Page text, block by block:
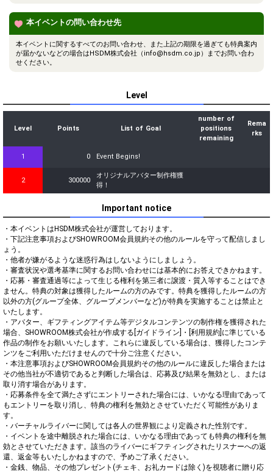
本イベントの問い合わせ先
本イベントに関するすべてのお問い合わせ、また上記の期限を過ぎても特典案内
が届かないなどの場合はHSDM株式会社（info@hsdm.co.jp）までお問い合わ
せください。
Level
Level Points List of Goal
number of
positions
remaining
Rema
rks
1 0 Event Begins!
2 300000
オリジナルアバター制作権獲
得！
Important notice
・本イベントはHSDM株式会社が運営しております。
・下記注意事項およびSHOWROOM会員規約その他のルールを守って配信しまし
ょう。
・他者が嫌がるような迷惑行為はしないようにしましょう。
・審査状況や選考基準に関するお問い合わせには基本的にお答えできかねます。
・応募・審査通過等によって生じる権利を第三者に譲渡・質入等することはでき
ません。特典の対象は獲得したルームの方のみです。特典を獲得したルームの方
以外の方(グループ全体、グループメンバーなど)が特典を実施することは禁止と
いたします。
・アバター、ギフティングアイテム等デジタルコンテンツの制作権を獲得された
場合、SHOWROOM株式会社が作成する[ガイドライン]・[利用規約]に準じている
作品の制作をお願いいたします。これらに違反している場合は、獲得したコンテ
ンツをご利用いただけませんので十分ご注意ください。
・本注意事項およびSHOWROOM会員規約その他のルールに違反した場合または
その他当社が不適切であると判断した場合は、応募及び結果を無効とし、または
取り消す場合があります。
・応募条件を全て満たさずにエントリーされた場合には、いかなる理由であって
もエントリーを取り消し、特典の権利を無効とさせていただく可能性がありま
す。
・バーチャルライバーに関しては各人の世界観により定義された性別です。
・イベントを途中離脱された場合には、いかなる理由であっても特典の権利を無
効とさせていただきます。該当のライバーにギフティングされたリスナーへの返
還、返金等もいたしかねますので、予めご了承ください。
・金銭、物品、その他プレゼント(チェキ、お礼カードは除く)を視聴者に贈り応